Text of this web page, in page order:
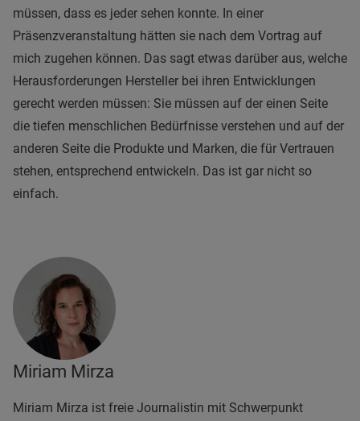
müssen, dass es jeder sehen konnte. In einer
Präsenzveranstaltung hätten sie nach dem Vortrag auf
mich zugehen können. Das sagt etwas darüber aus, welche
Herausforderungen Hersteller bei ihren Entwicklungen
gerecht werden müssen: Sie müssen auf der einen Seite
die tiefen menschlichen Bedürfnisse verstehen und auf der
anderen Seite die Produkte und Marken, die für Vertrauen
stehen, entsprechend entwickeln. Das ist gar nicht so
einfach.
Miriam Mirza
Miriam Mirza ist freie Journalistin mit Schwerpunkt